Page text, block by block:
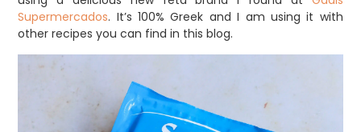
Supermercados. It’s 100% Greek and I am using it with
other recipes you can find in this blog.